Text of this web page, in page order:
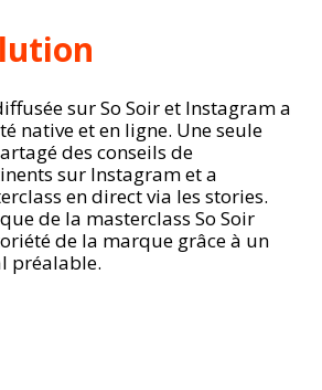
sur So Soir et Instagram a
native et en ligne. Une seule
des conseils de
sur Instagram et a
en direct via les stories.
de la masterclass So Soir
de la marque grâce à un
préalable.